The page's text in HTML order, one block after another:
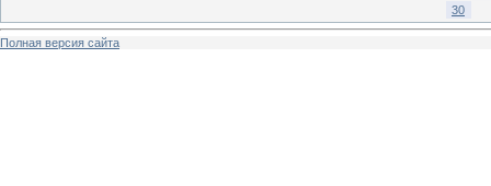
30
Полная версия сайта